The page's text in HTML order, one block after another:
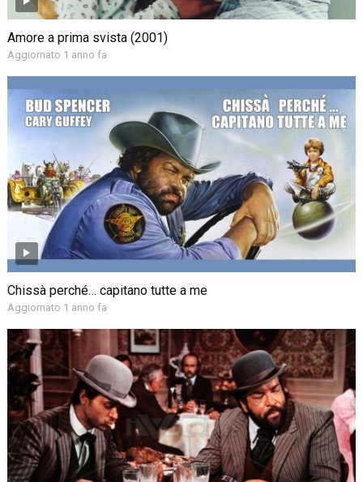
Amore a prima svista (2001)
Aggiornato 1 anno fa
Chissà perché… capitano tutte a me
Aggiornato 1 anno fa